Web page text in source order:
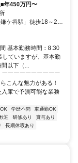
年450万円〜
ケ谷駅」徒歩18～20
基本勤務時間：8:30
ていますが、基本勤
以下（...
￣￣￣￣￣￣￣￣￣
こんな魅力がある！
庫で予測可能な業務
学歴不問
車通勤OK
迎 研修あり
賞与あり
長期休暇あり